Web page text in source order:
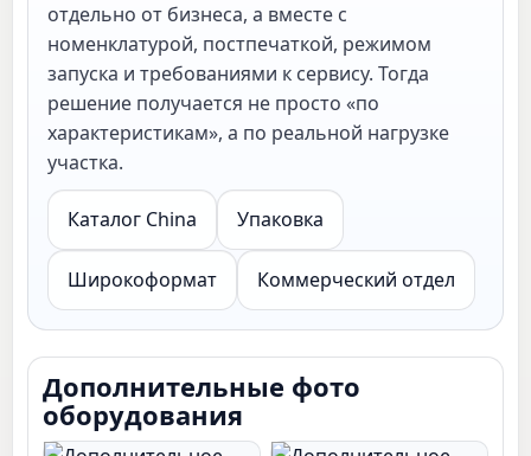
отдельно от бизнеса, а вместе с
номенклатурой, постпечаткой, режимом
запуска и требованиями к сервису. Тогда
решение получается не просто «по
характеристикам», а по реальной нагрузке
участка.
Каталог China Упаковка
Широкоформат Коммерческий отдел
Дополнительные фото
оборудования